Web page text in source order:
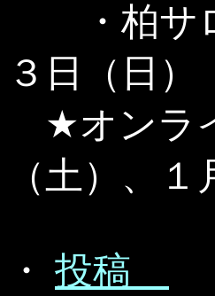
・柏サ
３日（日）
★オンラ
（土）、
・ 投稿